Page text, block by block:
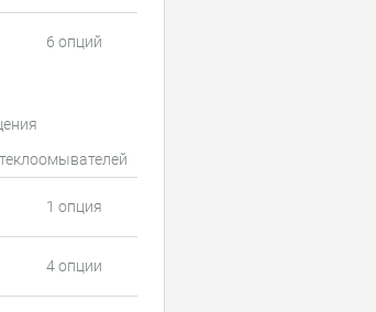
6 опций
1 опция
4 опции